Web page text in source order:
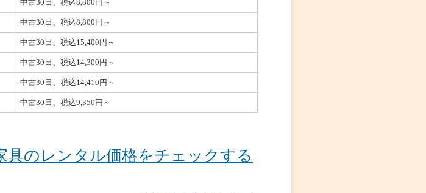
中古30日、税込8,800円～
中古30日、税込8,800円～
中古30日、税込15,400円～
中古30日、税込14,300円～
中古30日、税込14,410円～
中古30日、税込9,350円～
具のレンタル価格をチェックする